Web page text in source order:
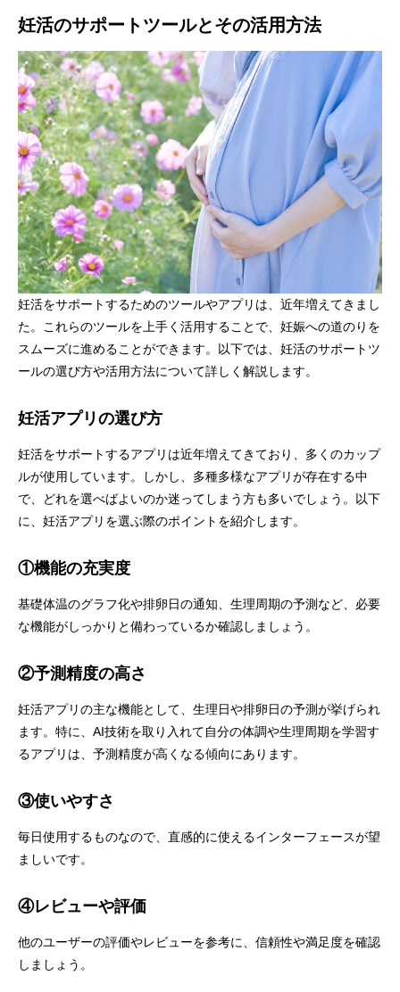
妊活のサポートツールとその活用方法
妊活をサポートするためのツールやアプリは、近年増えてきまし
た。これらのツールを上手く活用することで、妊娠への道のりを
スムーズに進めることができます。以下では、妊活のサポートツ
ールの選び方や活用方法について詳しく解説します。
妊活アプリの選び方
妊活をサポートするアプリは近年増えてきており、多くのカップ
ルが使用しています。しかし、多種多様なアプリが存在する中
で、どれを選べばよいのか迷ってしまう方も多いでしょう。以下
に、妊活アプリを選ぶ際のポイントを紹介します。
①機能の充実度
基礎体温のグラフ化や排卵日の通知、生理周期の予測など、必要
な機能がしっかりと備わっているか確認しましょう。
②予測精度の高さ
妊活アプリの主な機能として、生理日や排卵日の予測が挙げられ
ます。特に、AI技術を取り入れて自分の体調や生理周期を学習す
るアプリは、予測精度が高くなる傾向にあります。
③使いやすさ
毎日使用するものなので、直感的に使えるインターフェースが望
ましいです。
④レビューや評価
他のユーザーの評価やレビューを参考に、信頼性や満足度を確認
しましょう。